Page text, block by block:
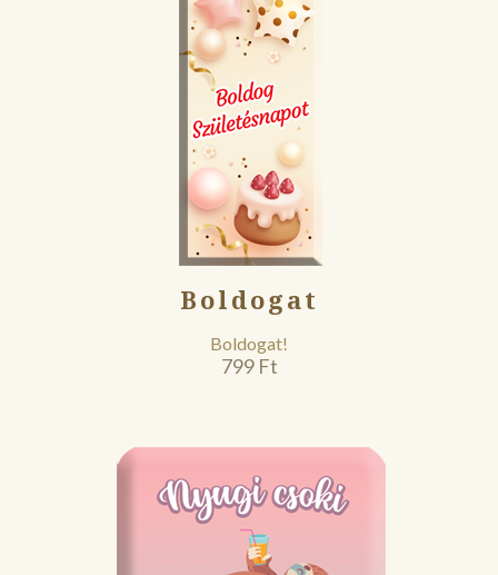
Boldogat
Boldogat!
799 Ft